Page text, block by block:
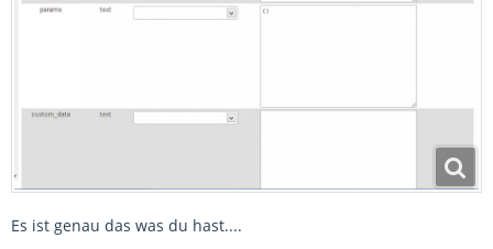
Es ist genau das was du hast....